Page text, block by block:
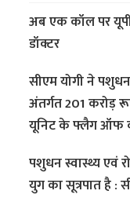
अब एक कॉल पर
डॉक्टर
सीएम योगी ने
अंतर्गत 201 करोड़
यूनिट के फ्लैग ऑफ
पशुधन स्वास्थ्य एवं
युग का सूत्रपात है :